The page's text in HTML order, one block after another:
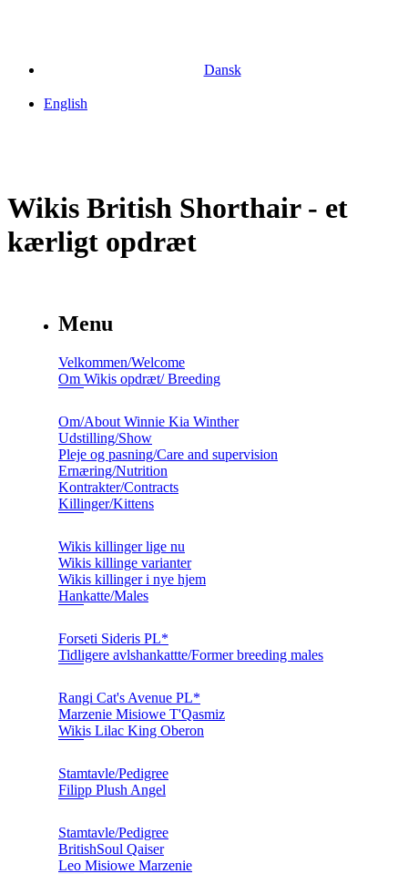
Dansk
English
Wikis British Shorthair - et
kærligt opdræt
Menu
Velkommen/Welcome
Om Wikis opdræt/ Breeding
Om/About Winnie Kia Winther
Udstilling/Show
Pleje og pasning/Care and supervision
Ernæring/Nutrition
Kontrakter/Contracts
Killinger/Kittens
Wikis killinger lige nu
Wikis killinge varianter
Wikis killinger i nye hjem
Hankatte/Males
Forseti Sideris PL*
Tidligere avlshankattte/Former breeding males
Rangi Cat's Avenue PL*
Marzenie Misiowe T'Qasmiz
Wikis Lilac King Oberon
Stamtavle/Pedigree
Filipp Plush Angel
Stamtavle/Pedigree
BritishSoul Qaiser
Leo Misiowe Marzenie